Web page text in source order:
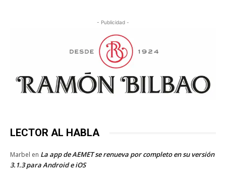
- Publicidad -
LECTOR AL HABLA
Marbel en La app de AEMET se renueva por completo en su versión
3.1.3 para Android e iOS